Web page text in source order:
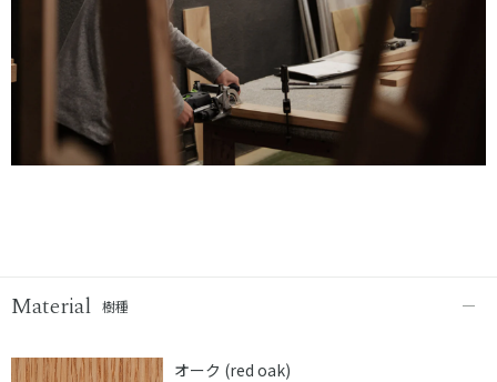
Material 樹種
オーク (red oak)